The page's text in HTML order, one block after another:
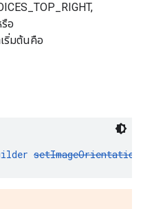
อ
ริ่มต้นคือ
setImageOrientation